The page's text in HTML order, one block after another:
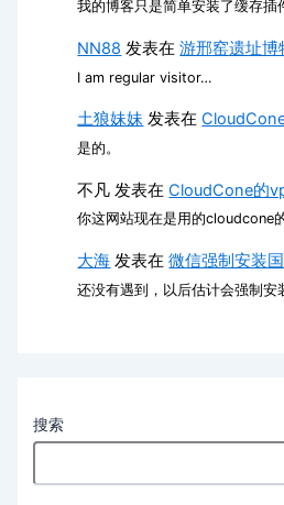
我的博客只是简单安装了缓存
NN88 发表在游邢窑遗址博
I am regular visitor…
土狼妹妹 发表在
是的。
不凡 发表在CloudCone的
你这网站现在是用的cloudcone
大海 发表在微信强制安装
还没有遇到，以后估计会强制安
搜索